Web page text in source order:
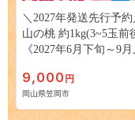
＼2027年発送先行予約
山の桃 約1kg(3~5玉前
《2027年6月下旬～9
岡山 はくとう スイー
ーツ 果物 デザート 旬
も 先行予約 送料無料
9,000 円
岡山県笠岡市